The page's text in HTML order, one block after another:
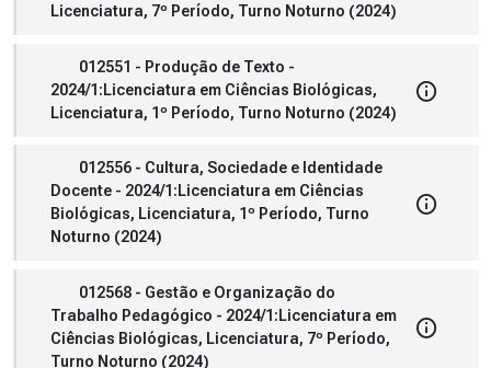
Licenciatura, 7º Período, Turno Noturno (2024)
012551 - Produção de Texto -
2024/1:Licenciatura em Ciências Biológicas,
Licenciatura, 1º Período, Turno Noturno (2024)
012556 - Cultura, Sociedade e Identidade
Docente - 2024/1:Licenciatura em Ciências
Biológicas, Licenciatura, 1º Período, Turno
Noturno (2024)
012568 - Gestão e Organização do
Trabalho Pedagógico - 2024/1:Licenciatura em
Ciências Biológicas, Licenciatura, 7º Período,
Turno Noturno (2024)